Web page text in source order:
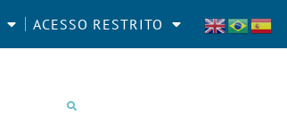
ACESSO RESTRITO